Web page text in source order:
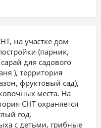
на участке дом
(парник,
для садового
), территория
фруктовый сад),
места. На
СНТ охраняется
год.